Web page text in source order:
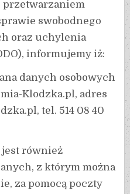
swobodnego
oraz uchylenia
informujemy iż:
danych osobowych
Klodzka.pl, adres
tel. 514 08 40
również
z którym można
za pomocą poczty